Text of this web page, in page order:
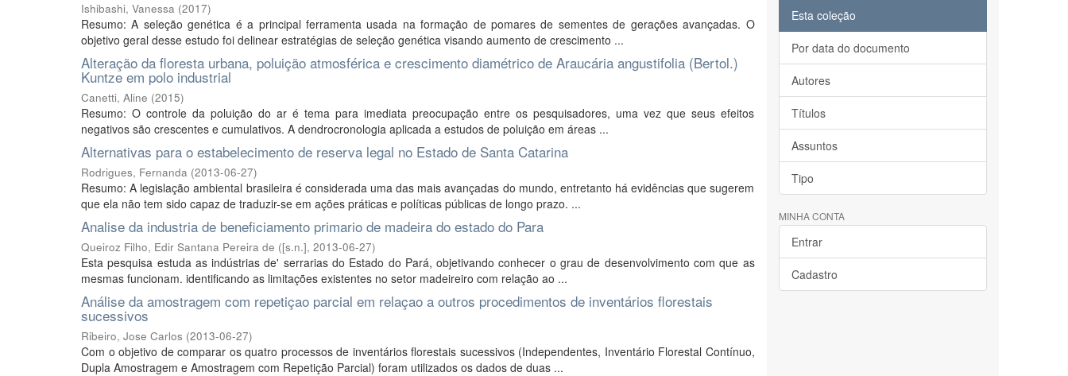
Ishibashi, Vanessa (2017)
Resumo: A seleção genética é a principal ferramenta usada na formação de pomares de sementes de gerações avançadas. O
objetivo geral desse estudo foi delinear estratégias de seleção genética visando aumento de crescimento ...
Alteração da floresta urbana, poluição atmosférica e crescimento diamétrico de Araucária angustifolia (Bertol.)
Kuntze em polo industrial
Canetti, Aline (2015)
Resumo: O controle da poluição do ar é tema para imediata preocupação entre os pesquisadores, uma vez que seus efeitos
negativos são crescentes e cumulativos. A dendrocronologia aplicada a estudos de poluição em áreas ...
Alternativas para o estabelecimento de reserva legal no Estado de Santa Catarina
Rodrigues, Fernanda (2013-06-27)
Resumo: A legislação ambiental brasileira é considerada uma das mais avançadas do mundo, entretanto há evidências que sugerem
que ela não tem sido capaz de traduzir-se em ações práticas e políticas públicas de longo prazo. ...
Analise da industria de beneficiamento primario de madeira do estado do Para
Queiroz Filho, Edir Santana Pereira de ([s.n.], 2013-06-27)
Esta pesquisa estuda as indústrias de' serrarias do Estado do Pará, objetivando conhecer o grau de desenvolvimento com que as
mesmas funcionam. identificando as limitações existentes no setor madeireiro com relação ao ...
Análise da amostragem com repetiçao parcial em relaçao a outros procedimentos de inventários florestais
sucessivos
Ribeiro, Jose Carlos (2013-06-27)
Com o objetivo de comparar os quatro processos de inventários florestais sucessivos (Independentes, Inventário Florestal Contínuo,
Dupla Amostragem e Amostragem com Repetição Parcial) foram utilizados os dados de duas ...
Esta coleção
Por data do documento
Autores
Títulos
Assuntos
Tipo
MINHA CONTA
Entrar
Cadastro